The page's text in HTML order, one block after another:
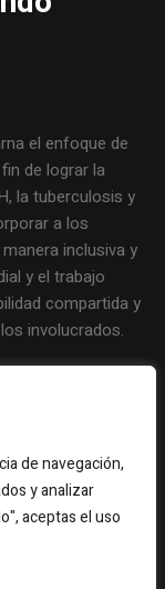
de navegación,
y analizar
aceptas el uso
el enfoque de
de lograr la
la tuberculosis y
a los
inclusiva y
y el trabajo
compartida y
involucrados.